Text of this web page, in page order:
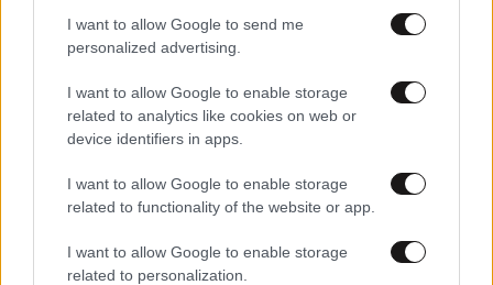
I want to allow Google to send me
personalized advertising.
I want to allow Google to enable storage
related to analytics like cookies on web or
device identifiers in apps.
I want to allow Google to enable storage
related to functionality of the website or app.
I want to allow Google to enable storage
related to personalization.